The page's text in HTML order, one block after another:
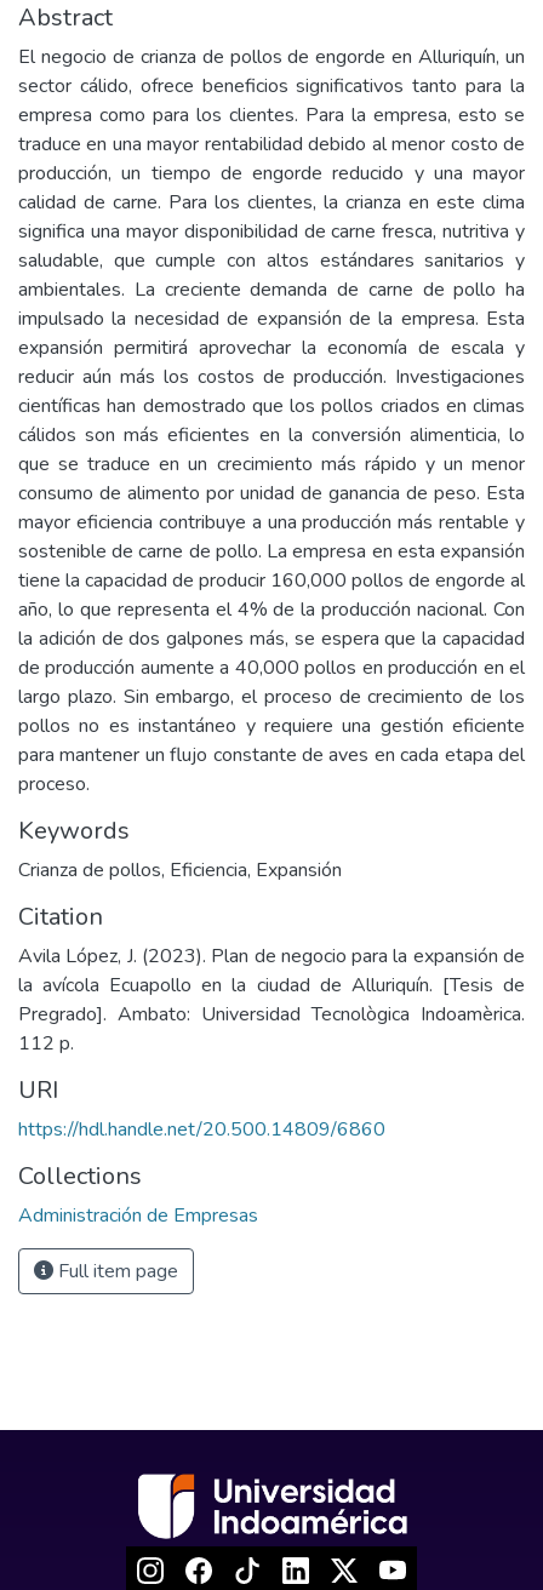
Abstract
El negocio de crianza de pollos de engorde en Alluriquín, un
sector cálido, ofrece beneficios significativos tanto para la
empresa como para los clientes. Para la empresa, esto se
traduce en una mayor rentabilidad debido al menor costo de
producción, un tiempo de engorde reducido y una mayor
calidad de carne. Para los clientes, la crianza en este clima
significa una mayor disponibilidad de carne fresca, nutritiva y
saludable, que cumple con altos estándares sanitarios y
ambientales. La creciente demanda de carne de pollo ha
impulsado la necesidad de expansión de la empresa. Esta
expansión permitirá aprovechar la economía de escala y
reducir aún más los costos de producción. Investigaciones
científicas han demostrado que los pollos criados en climas
cálidos son más eficientes en la conversión alimenticia, lo
que se traduce en un crecimiento más rápido y un menor
consumo de alimento por unidad de ganancia de peso. Esta
mayor eficiencia contribuye a una producción más rentable y
sostenible de carne de pollo. La empresa en esta expansión
tiene la capacidad de producir 160,000 pollos de engorde al
año, lo que representa el 4% de la producción nacional. Con
la adición de dos galpones más, se espera que la capacidad
de producción aumente a 40,000 pollos en producción en el
largo plazo. Sin embargo, el proceso de crecimiento de los
pollos no es instantáneo y requiere una gestión eficiente
para mantener un flujo constante de aves en cada etapa del
proceso.
Keywords
Crianza de pollos, Eficiencia, Expansión
Citation
Avila López, J. (2023). Plan de negocio para la expansión de
la avícola Ecuapollo en la ciudad de Alluriquín. [Tesis de
Pregrado]. Ambato: Universidad Tecnològica Indoamèrica.
112 p.
URI
https://hdl.handle.net/20.500.14809/6860
Collections
Administración de Empresas
Full item page